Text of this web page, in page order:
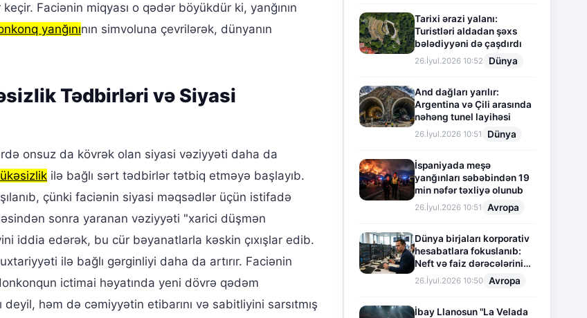
Faciənin miqyası o qədər böyükdür ki, yanğının
yanğınının simvoluna çevrilərək, dünyanın
Tədbirləri və Siyasi
onsuz da kövrək olan siyasi vəziyyəti daha da
ilə bağlı sərt tədbirlər tətbiq etməyə başlayıb.
çünki faciənin siyasi məqsədlər üçün istifadə
sonra yaranan vəziyyəti "xarici düşmən
iddia edərək, bu cür bəyanatlarla kəskin çıxışlar edib.
ilə bağlı gərginliyi daha da artırır. Faciənin
ictimai həyatında yeni dövrə qədəm
deyil, həm də cəmiyyətin etibarını və sabitliyini sarsıtmış
Tarixi ərazi yalanı:
Turistləri aldadan şəxs
bələdiyyəni də çaşdırdı
26.İyul.2026 10:52 Dünya
And dağları yarılır:
Argentina və Çili arasında
nəhəng tunel layihəsi
26.İyul.2026 10:51 Dünya
İspaniyada meşə
yanğınları səbəbindən 19
min nəfər təxliyə olunub
26.İyul.2026 10:51 Avropa
Dünya birjaları korporativ
hesabatlara fokuslanıb:
Neft və faiz dərəcələrinin
təsiri altında cari vəziyyət
26.İyul.2026 10:50 Avropa
İbay Llanosun "La Velada